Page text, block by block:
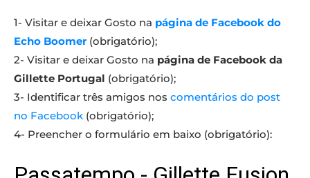
1- Visitar e deixar Gosto na página de Facebook do
Echo Boomer(obrigatório);
2- Visitar e deixar Gosto na página de Facebook da
Gillette Portugal (obrigatório);
3- Identificar três amigos nos comentários do post
no Facebook (obrigatório);
4- Preencher o formulário em baixo (obrigatório):